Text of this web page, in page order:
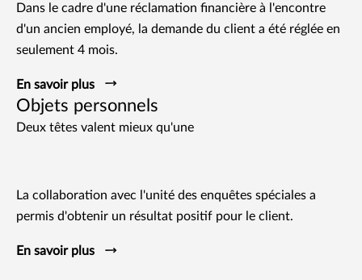
Dans le cadre d'une réclamation financière à l'encontre
d'un ancien employé, la demande du client a été réglée en
seulement 4 mois.
En savoir plus
Objets personnels
Deux têtes valent mieux qu'une
La collaboration avec l'unité des enquêtes spéciales a
permis d'obtenir un résultat positif pour le client.
En savoir plus